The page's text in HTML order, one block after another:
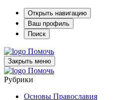
Открыть навигацию
Ваш профиль
Поиск
Помочь
Закрыть меню
Помочь
Рубрики
Основы Православия